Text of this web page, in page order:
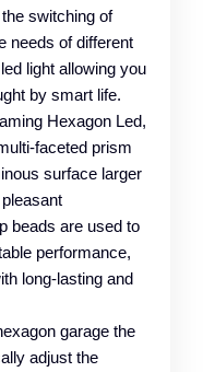
switching of
needs of different
light allowing you
by smart life.
Hexagon Led,
faceted prism
surface larger
beads are used to
performance,
long-lasting and
garage the
adjust the